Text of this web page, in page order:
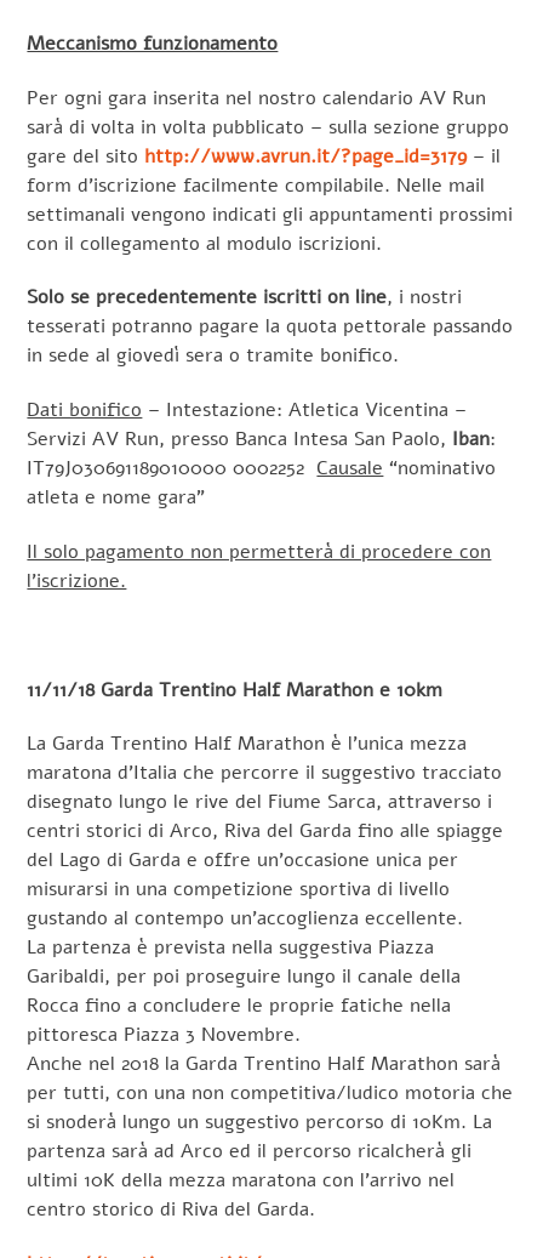
Meccanismo funzionamento
Per ogni gara inserita nel nostro calendario AV Run
sarà di volta in volta pubblicato – sulla sezione gruppo
gare del sito http://www.avrun.it/?page_id=3179– il
form d’iscrizione facilmente compilabile. Nelle mail
settimanali vengono indicati gli appuntamenti prossimi
con il collegamento al modulo iscrizioni.
Solo se precedentemente iscritti on line, i nostri
tesserati potranno pagare la quota pettorale passando
in sede al giovedì sera o tramite bonifico.
Dati bonifico – Intestazione: Atletica Vicentina –
Servizi AV Run, presso Banca Intesa San Paolo, Iban:
IT79J030691189010000 0002252 Causale “nominativo
atleta e nome gara”
Il solo pagamento non permetterà di procedere con
l’iscrizione.
11/11/18 Garda Trentino Half Marathon e 10km
La Garda Trentino Half Marathon è l’unica mezza
maratona d’Italia che percorre il suggestivo tracciato
disegnato lungo le rive del Fiume Sarca, attraverso i
centri storici di Arco, Riva del Garda fino alle spiagge
del Lago di Garda e offre un’occasione unica per
misurarsi in una competizione sportiva di livello
gustando al contempo un’accoglienza eccellente.
La partenza è prevista nella suggestiva Piazza
Garibaldi, per poi proseguire lungo il canale della
Rocca fino a concludere le proprie fatiche nella
pittoresca Piazza 3 Novembre.
Anche nel 2018 la Garda Trentino Half Marathon sarà
per tutti, con una non competitiva/ludico motoria che
si snoderà lungo un suggestivo percorso di 10Km. La
partenza sarà ad Arco ed il percorso ricalcherà gli
ultimi 10K della mezza maratona con l’arrivo nel
centro storico di Riva del Garda.